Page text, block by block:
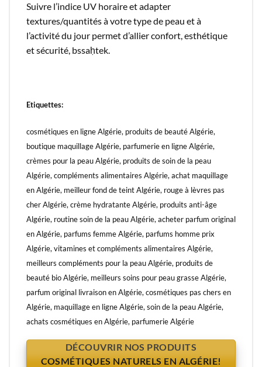
Suivre l’indice UV horaire et adapter
textures/quantités à votre type de peau et à
l’activité du jour permet d’allier confort, esthétique
et sécurité, bssaḥtek.​
Etiquettes:
cosmétiques en ligne Algérie, produits de beauté Algérie,
boutique maquillage Algérie, parfumerie en ligne Algérie,
crèmes pour la peau Algérie, produits de soin de la peau
Algérie, compléments alimentaires Algérie, achat maquillage
en Algérie, meilleur fond de teint Algérie, rouge à lèvres pas
cher Algérie, crème hydratante Algérie, produits anti-âge
Algérie, routine soin de la peau Algérie, acheter parfum original
en Algérie, parfums femme Algérie, parfums homme prix
Algérie, vitamines et compléments alimentaires Algérie,
meilleurs compléments pour la peau Algérie, produits de
beauté bio Algérie, meilleurs soins pour peau grasse Algérie,
parfum original livraison en Algérie, cosmétiques pas chers en
Algérie, maquillage en ligne Algérie, soin de la peau Algérie,
achats cosmétiques en Algérie, parfumerie Algérie
DÉCOUVRIR NOS PRODUITS
COSMÉTIQUES NATURELS EN ALGÉRIE!